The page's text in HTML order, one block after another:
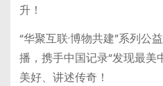
升！
“华聚互联·博物共建”系列公
播，携手中国记录“发现最美
美好、讲述传奇！